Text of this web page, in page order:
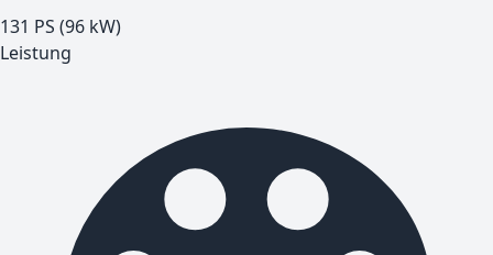
131 PS (96 kW)
Leistung